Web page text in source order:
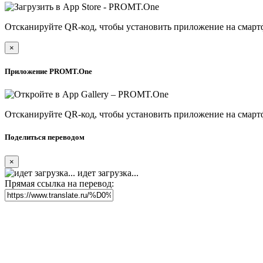
Отсканируйте QR-код, чтобы установить приложение на
×
Приложение PROMT.One
Отсканируйте QR-код, чтобы установить приложение на
Поделиться переводом
×
идет загрузка...
Прямая ссылка на перевод: